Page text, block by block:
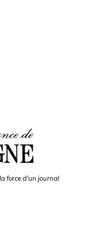
force d'un journal